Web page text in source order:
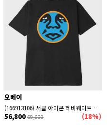
오베이
(166913106) 서클 아이콘 헤비웨이트 박스 반팔티 BLACK
56,800 69,000 (18%)